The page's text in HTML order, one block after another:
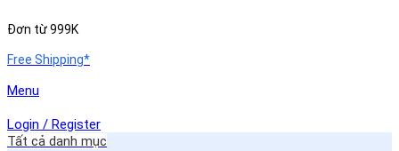
Đơn từ 999K
Free Shipping*
Menu
Login / Register
Tất cả danh mục